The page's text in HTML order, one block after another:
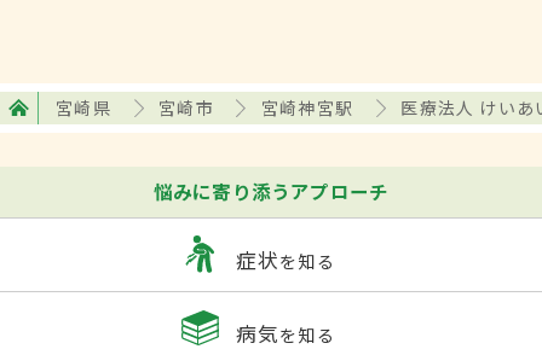
宮崎県 宮崎市 宮崎神宮駅 医療法人 けい
悩みに寄り添うアプローチ
症状を知る
病気を知る